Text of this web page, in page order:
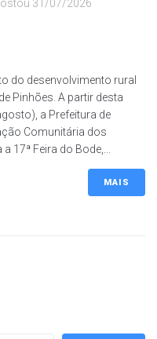
31/07/2026
do desenvolvimento rural
Pinhões. A partir desta
a Prefeitura de
Comunitária dos
17ª Feira do Bode,...
MAIS